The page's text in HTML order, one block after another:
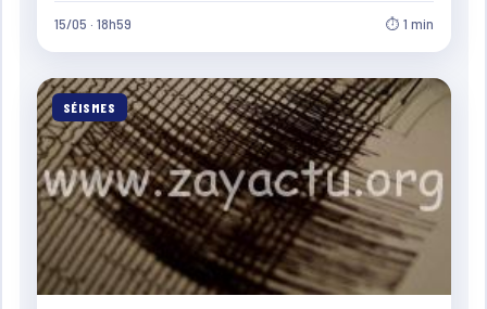
15/05 · 18h59 ⏱ 1 min
SÉISMES